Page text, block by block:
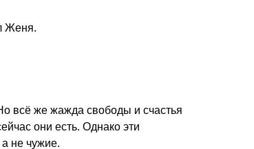
Женя.
всё же жажда свободы и счастья
они есть. Однако эти
не чужие.